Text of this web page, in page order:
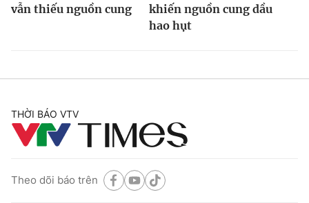
vẫn thiếu nguồn cung
khiến nguồn cung dầu
hao hụt
THỜI BÁO VTV
Theo dõi báo trên